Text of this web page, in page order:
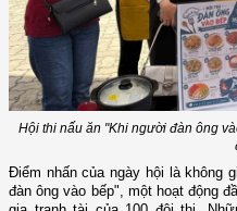
Hội thi nấu ăn "Khi người đàn ông
Điểm nhấn của ngày hội là không
đàn ông vào bếp", một hoạt động